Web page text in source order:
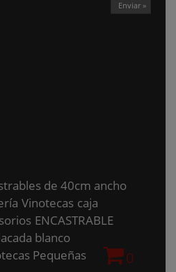
Enviar »
de 40cm ancho
Vinotecas caja
ENCASTRABLE
blanco
Pequeñas 0